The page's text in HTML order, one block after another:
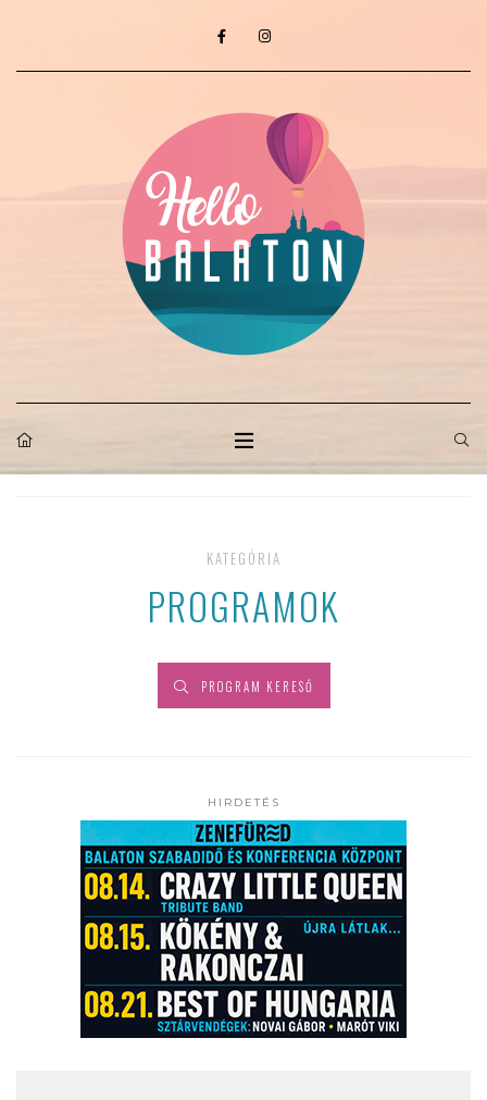
KATEGÓRIA
PROGRAMOK
PROGRAM KERESŐ
HIRDETÉS